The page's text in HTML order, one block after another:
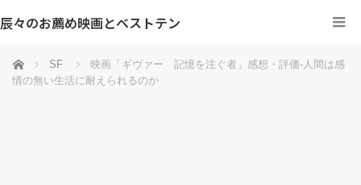
辰々のお薦め映画とベストテン
ホーム SF
映画「ギヴァー 記憶を注ぐ者」感想・評価‐人間は感
情の無い生活に耐えられるのか